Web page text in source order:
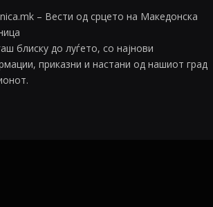
– Вести од срцето на Македонска
блиску до луѓето, со најнови
приказни и настани од нашиот град